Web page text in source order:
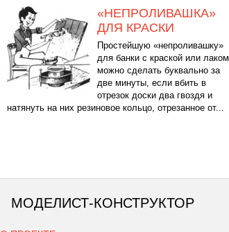
«НЕПРОЛИВАШКА»
ДЛЯ КРАСКИ
Простейшую «непроливашку»
для банки с краской или лаком
можно сделать буквально за
две минуты, если вбить в
отрезок доски два гвоздя и
натянуть на них резиновое кольцо, отрезанное от...
МОДЕЛИСТ-КОНСТРУКТОР